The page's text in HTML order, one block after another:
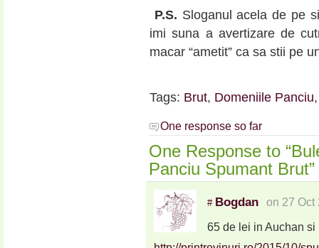
P.S. Sloganul acela de pe
imi suna a avertizare de
macar “ametit” ca sa stii pe
Tags: Brut, Domeniile Panciu
One response so far
One Response to
Panciu Spumant Brut”
# Bogdan on 27 Oct
65 de lei in Auchan si